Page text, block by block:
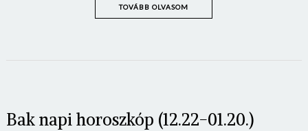
TOVÁBB OLVASOM
Bak napi horoszkóp (12.22-01.20.)